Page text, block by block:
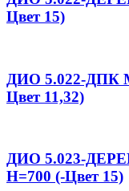
Цвет 15)
ДИО 5.022-ДПК
Цвет 11,32)
ДИО 5.023-
Н=700 (-Цвет 15)